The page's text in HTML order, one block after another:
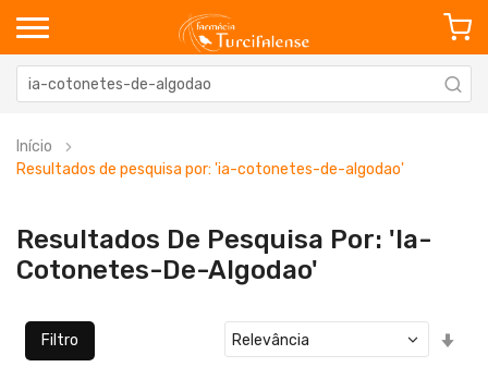
Início
Resultados de pesquisa por: 'ia-cotonetes-de-algodao'
Resultados De Pesquisa Por: 'ia-
Cotonetes-De-Algodao'
Filtro